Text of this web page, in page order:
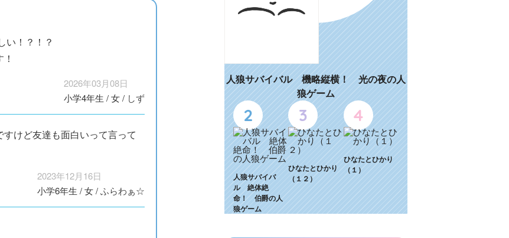
い！？！？
2026年03月08日
小学4年生 /女/ しず
けど友達も面白いって言って
2023年12月16日
小学6年生 /女/ふらわぁ☆
人狼サバイバル 機略縦横！ 光の夜の人
狼ゲーム
2
人狼サバイバ
ル 絶体絶
命！ 伯爵の人
狼ゲーム
3
ひなたとひかり
（１２）
4
ひなたとひかり
（１）